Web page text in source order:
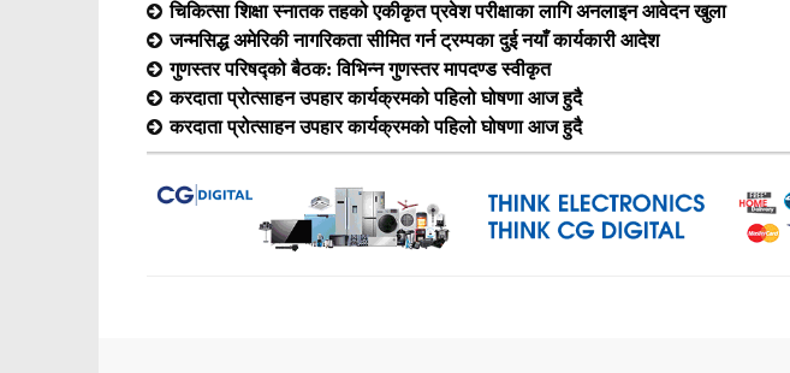
चिकित्सा शिक्षा स्नातक तहको एकीकृत प्रवेश परीक्षाका लागि अनलाइन आवेदन खुला
जन्मसिद्ध अमेरिकी नागरिकता सीमित गर्न ट्रम्पका दुई नयाँ कार्यकारी आदेश
गुणस्तर परिषद्को बैठक: विभिन्न गुणस्तर मापदण्ड स्वीकृत
करदाता प्रोत्साहन उपहार कार्यक्रमको पहिलो घोषणा आज हुदै
करदाता प्रोत्साहन उपहार कार्यक्रमको पहिलो घोषणा आज हुदै